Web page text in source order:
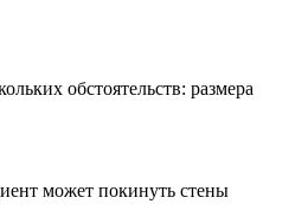
обстоятельств: размера
может покинуть стены